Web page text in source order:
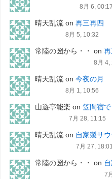
8月 6, 00:17
晴天乱流on 再三再四
8月 5, 10:32
常陸の圀から・・ on
8月 4,
晴天乱流on 今夜の月
8月 1, 10:56
山遊亭能楽 on 笠間宿で
7月 28, 11:15
晴天乱流on 自家製サ
7月 27, 18:01
常陸の圀から・・ on
7